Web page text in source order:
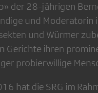
der 28-jährigen
und Moderatorin
und Würmer
Gerichte ihren
probierwillige
hat die SRG im